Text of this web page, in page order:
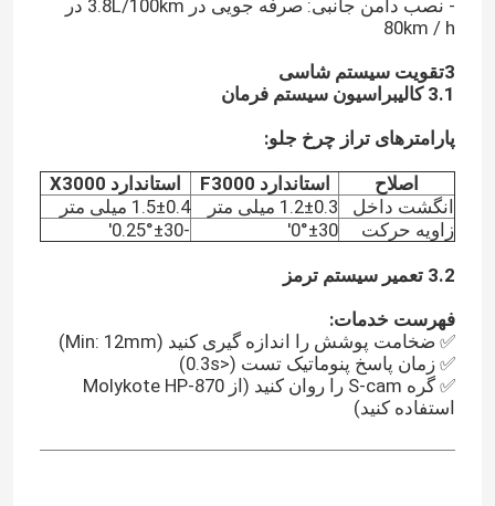
- نصب دامن جانبی: صرفه جویی در 3.8L/100km در
80km / h
3تقویت سیستم شاسی
3.1 کالیبراسیون سیستم فرمان
پارامترهای تراز چرخ جلو:
اصلاح استاندارد F3000
استاندارد X3000
انگشت داخل
1.2±0.3 میلی متر
1.5±0.4 میلی متر
زاویه حرکت
0°±30'
-0.25°±30'
3.2 تعمیر سیستم ترمز
فهرست خدمات:
✅ ضخامت پوشش را اندازه گیری کنید (Min: 12mm)
✅ زمان پاسخ پنوماتیک تست (<0.3s)
✅ گره S-cam را روان کنید (از Molykote HP-870
استفاده کنید)